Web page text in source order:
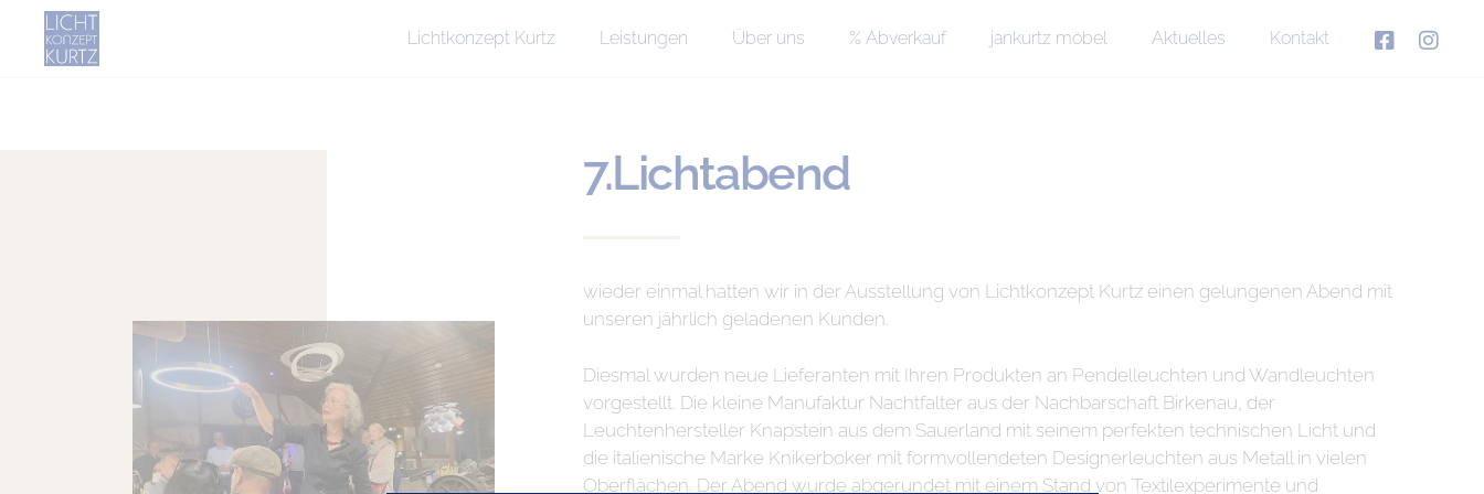
Lichtkonzept Kurtz Leistungen Über uns % Abverkauf jankurtz möbel Aktuelles Kontakt
7.Lichtabend
wieder einmal hatten wir in der Ausstellung von Lichtkonzept Kurtz einen gelungenen Abend mit
unseren jährlich geladenen Kunden.
Diesmal wurden neue Lieferanten mit Ihren Produkten an Pendelleuchten und Wandleuchten
vorgestellt. Die kleine Manufaktur Nachtfalter aus der Nachbarschaft Birkenau, der
Leuchtenhersteller Knapstein aus dem Sauerland mit seinem perfekten technischen Licht und
die italienische Marke Knikerboker mit formvollendeten Designerleuchten aus Metall in vielen
Oberflächen. Der Abend wurde abgerundet mit einem Stand von Textilexperimente und